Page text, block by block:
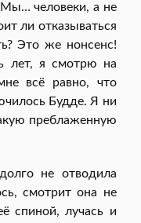
Мы… человеки, а не
ли отказываться
Это же нонсенс!
лет, я смотрю на
всё равно, что
Будде. Я ни
преблаженную
не отводила
смотрит она не
спиной, лучась и